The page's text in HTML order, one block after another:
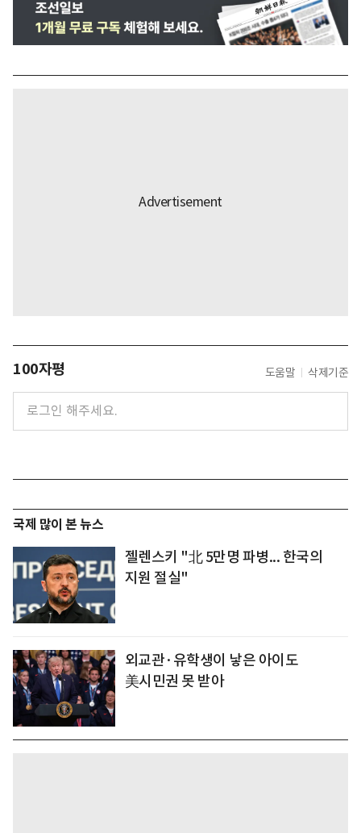
100자평 도움말 삭제기준
국제 많이 본 뉴스
젤렌스키 "北 5만명 파병... 한국의
지원 절실"
외교관·유학생이 낳은 아이도
美시민권 못 받아